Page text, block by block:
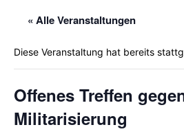
« Alle Veranstaltungen
Diese Veranstaltung hat bereits
Offenes Treffen
Militarisierung